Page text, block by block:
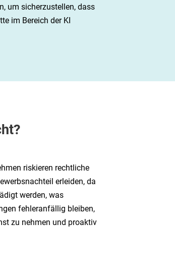
um sicherzustellen, dass
im Bereich der KI
riskieren rechtliche
erleiden, da
werden, was
fehleranfällig bleiben,
zu nehmen und proaktiv